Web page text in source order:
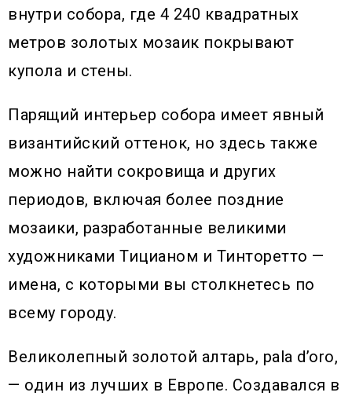
внутри собора, где 4 240 квадратных
метров золотых мозаик покрывают
купола и стены.
Парящий интерьер собора имеет явный
византийский оттенок, но здесь также
можно найти сокровища и других
периодов, включая более поздние
мозаики, разработанные великими
художниками Тицианом и Тинторетто —
имена, с которыми вы столкнетесь по
всему городу.
Великолепный золотой алтарь, pala d’oro,
— один из лучших в Европе. Создавался в